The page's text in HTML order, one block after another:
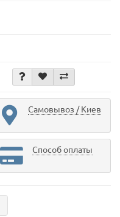
Самовывоз / Киев
Способ оплаты